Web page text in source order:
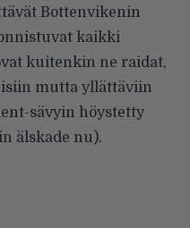
Bottenvikenin
kaikki
kuitenkin ne raidat,
mutta yllättäviin
sävyin höystetty
älskade nu).